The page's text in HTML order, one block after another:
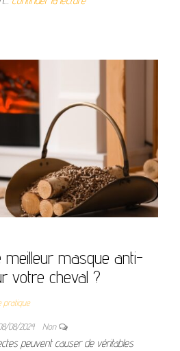
meilleur masque anti-
votre cheval ?
pratique
08/2024 Non
peuvent causer de véritables